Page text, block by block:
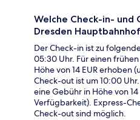
Welche Check-in-
Dresden
Der Check-in ist zu
05:30 Uhr. Für einen
Höhe von 14 EUR erhoben
Check-out ist um 10:00
eine Gebühr in Höhe von
Verfügbarkeit). Express-
Check-out sind möglich.